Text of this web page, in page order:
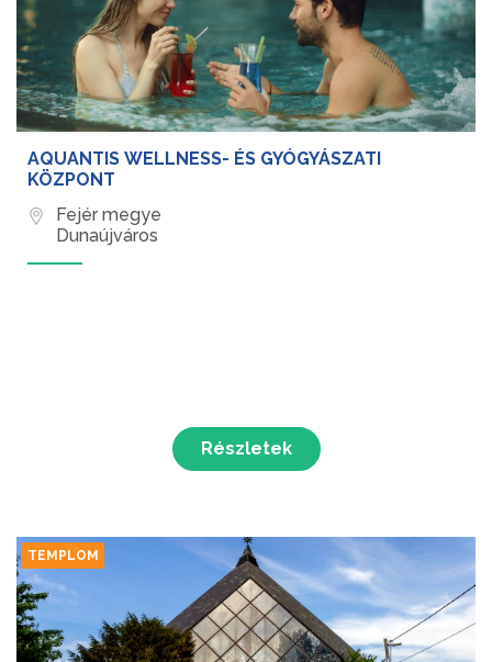
AQUANTIS WELLNESS- ÉS GYÓGYÁSZATI
KÖZPONT
Fejér megye
Dunaújváros
Részletek
TEMPLOM